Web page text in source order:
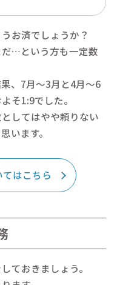
お済でしょうか？
…という方も一定数
、7月～3月と4月～6
そ1:9でした。
してはやや頼りない
います。
はこちら
ておきましょう。